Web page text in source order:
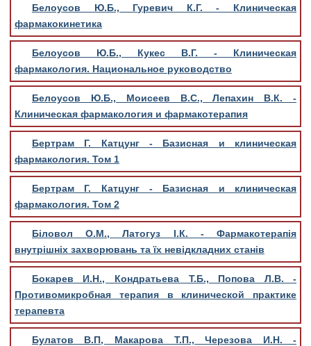
Белоусов Ю.Б., Гуревич К.Г. - Клиническая
фармакокинетика
Белоусов Ю.Б., Кукес В.Г. - Клиническая
фармакология. Национальное руководство
Белоусов Ю.Б., Моисеев В.С., Лепахин В.К. -
Клиническая фармакология и фармакотерапия
Бертрам Г. Катцунг - Базисная и клиническая
фармакология. Том 1
Бертрам Г. Катцунг - Базисная и клиническая
фармакология. Том 2
Біловол О.М., Латогуз І.К. - Фармакотерапія
внутрішніх захворювань та їx невідкладних станів
Бокарев И.Н., Кондратьева Т.Б., Попова Л.В. -
Противомикробная терапия в клинической практике
терапевта
Булатов В.П, Макарова Т.П., Черезова И.Н. -